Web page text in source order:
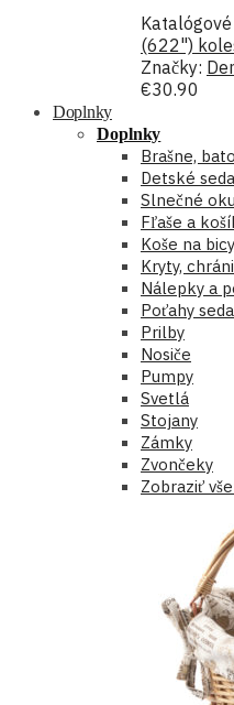
(622")
Značky:
€30.90
Doplnky
Doplnky
Brašne,
Detské
Slnečné
Fľaše a
Koše na
Kryty,
Nálepky a
Poťahy
Prilby
Nosiče
Pumpy
Svetlá
Stojany
Zámky
Zvončeky
Zobraziť